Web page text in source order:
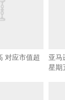
对应市值超
亚马
星期